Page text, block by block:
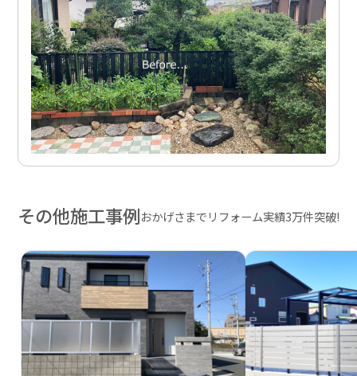
その他施工事例おかげさまでリフォーム実績3万件突破!